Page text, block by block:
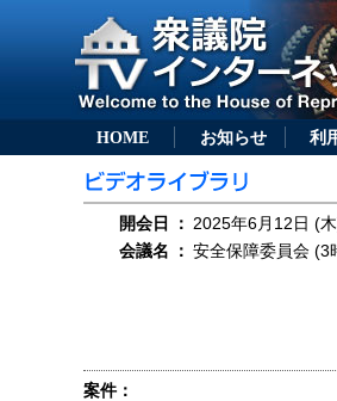
HOME お知らせ 利
開会日 ： 2025年6月12日 (
会議名
： 安全保障委員会 (3
案件：